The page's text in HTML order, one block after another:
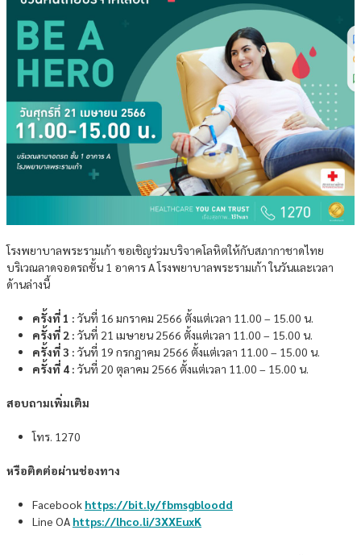
โรงพยาบาลพระรามเก้า ขอเชิญร่วมบริจาคโลหิตให้กับสภากาชาดไทย
️️️บริเวณลาดจอดรถชั้น 1 อาคาร A โรงพยาบาลพระรามเก้า ในวันและเวลา
ด้านล่างนี้
ครั้งที่ 1 : วันที่ 16 มกราคม 2566 ตั้งแต่เวลา 11.00 – 15.00 น.
ครั้งที่ 2 : วันที่ 21 เมษายน 2566 ตั้งแต่เวลา 11.00 – 15.00 น.
ครั้งที่ 3 : วันที่ 19 กรกฎาคม 2566 ตั้งแต่เวลา 11.00 – 15.00 น.
ครั้งที่ 4 : วันที่ 20 ตุลาคม 2566 ตั้งแต่เวลา 11.00 – 15.00 น.
สอบถามเพิ่มเติม
โทร. 1270
หรือติดต่อผ่านช่องทาง
Facebook https://bit.ly/fbmsgbloodd
Line OA https://lhco.li/3XXEuxK